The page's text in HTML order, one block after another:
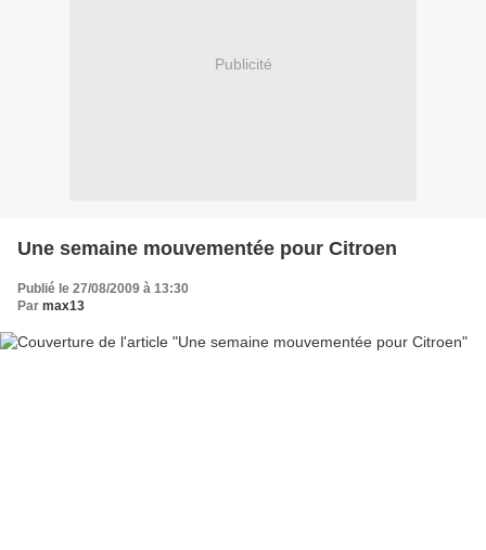
Publicité
Une semaine mouvementée pour Citroen
Publié le 27/08/2009 à 13:30
Par max13